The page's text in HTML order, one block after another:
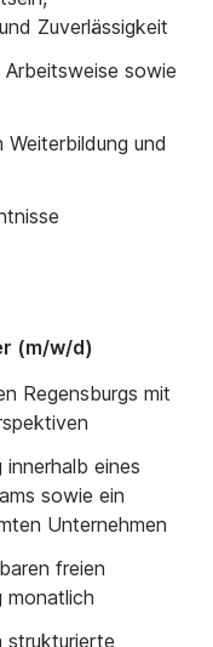
Zuverlässigkeit
sowie
und
(m/w/d)
Regensburgs mit
eines
sowie ein
Unternehmen
freien
monatlich
strukturierte